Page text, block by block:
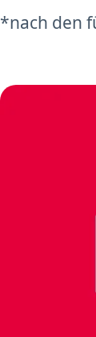
*nach den